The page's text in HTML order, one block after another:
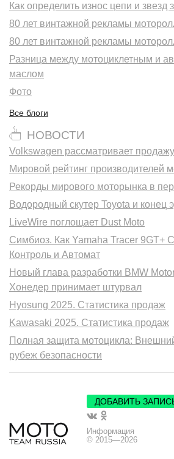
Как определить износ цепи и звезд
80 лет винтажной рекламы
80 лет винтажной рекламы
Разница между мотоциклетным и
маслом
Фото
Все блоги
НОВОСТИ
Volkswagen рассматривает
Мировой рейтинг производителей
Рекорды мирового моторынка в
Водородный скутер Toyota и конец
LiveWire поглощает Dust Moto
Симбиоз. Как Yamaha Tracer 9GT+
Контроль и Автомат
Новый глава разработки BMW
Хонедер принимает штурвал
Hyosung 2025. Статистика продаж
Kawasaki 2025. Статистика продаж
Полная защита мотоцикла:
рубеж безопасности
ДОБАВИТЬ
Информация
© 2015—2026